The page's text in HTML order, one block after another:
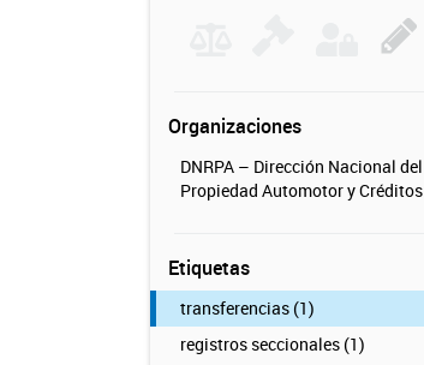
Organizaciones
DNRPA – Dirección Nacional
Propiedad Automotor y
Etiquetas
transferencias (1)
registros seccionales (1)